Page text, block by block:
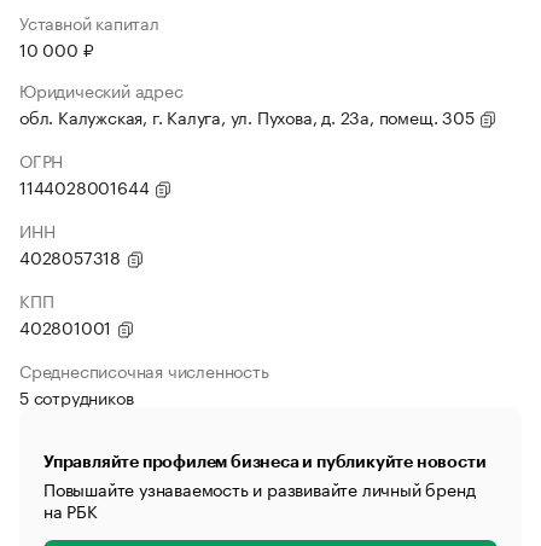
Уставной капитал
10 000 ₽
Юридический адрес
обл. Калужская, г. Калуга, ул. Пухова, д. 23а, помещ. 305
ОГРН
1144028001644
ИНН
4028057318
КПП
402801001
Среднесписочная численность
5 сотрудников
Управляйте профилем бизнеса и публикуйте новости
Повышайте узнаваемость и развивайте личный бренд
на РБК